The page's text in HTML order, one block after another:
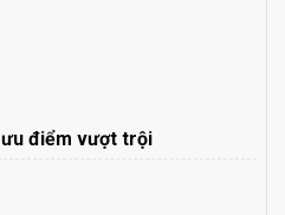
điểm vượt trội